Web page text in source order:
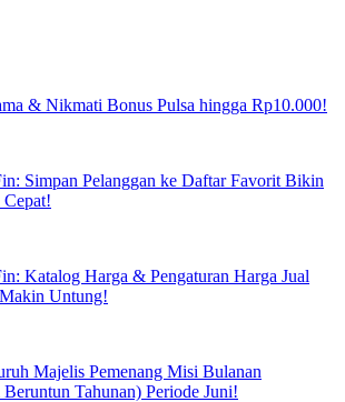
& Nikmati Bonus Pulsa hingga Rp10.000!
Simpan Pelanggan ke Daftar Favorit Bikin
Katalog Harga & Pengaturan Harga Jual
Untung!
Majelis Pemenang Misi Bulanan
Tahunan) Periode Juni!